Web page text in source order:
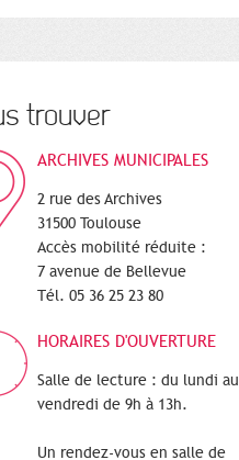
trouver
ARCHIVES MUNICIPALES
2 rue des Archives
31500 Toulouse
Accès mobilité réduite :
7 avenue de Bellevue
Tél. 05 36 25 23 80
HORAIRES D'OUVERTURE
Salle de lecture : du lundi au
vendredi de 9h à 13h.
Un rendez-vous en salle de